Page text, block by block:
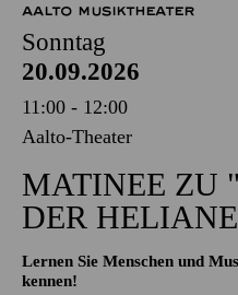
AALTO MUSIKTHEATER
Sonntag
20.09.2026
11:00 - 12:00
Aalto-Theater
MATINEE ZU
DER
Lernen Sie Menschen und
kennen!